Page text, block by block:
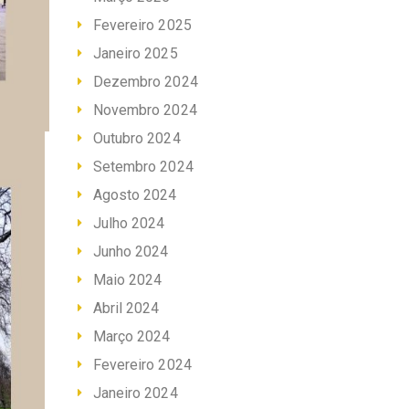
Fevereiro 2025
Janeiro 2025
Dezembro 2024
Novembro 2024
Outubro 2024
Setembro 2024
Agosto 2024
Julho 2024
Junho 2024
Maio 2024
Abril 2024
Março 2024
Fevereiro 2024
Janeiro 2024